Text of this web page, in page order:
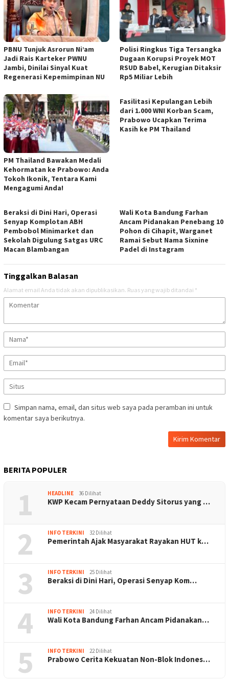
PBNU Tunjuk Asrorun Ni’am
Jadi Rais Karteker PWNU
Jambi, Dinilai Sinyal Kuat
Regenerasi Kepemimpinan NU
Polisi Ringkus Tiga Tersangka
Dugaan Korupsi Proyek MOT
RSUD Babel, Kerugian Ditaksir
Rp5 Miliar Lebih
PM Thailand Bawakan Medali
Kehormatan ke Prabowo: Anda
Tokoh Ikonik, Tentara Kami
Mengagumi Anda!
Fasilitasi Kepulangan Lebih
dari 1.000 WNI Korban Scam,
Prabowo Ucapkan Terima
Kasih ke PM Thailand
Beraksi di Dini Hari, Operasi
Senyap Komplotan ABH
Pembobol Minimarket dan
Sekolah Digulung Satgas URC
Macan Blambangan
Wali Kota Bandung Farhan
Ancam Pidanakan Penebang 10
Pohon di Cihapit, Warganet
Ramai Sebut Nama Sixnine
Padel di Instagram
Tinggalkan Balasan
Alamat email Anda tidak akan dipublikasikan. Ruas yang wajib ditandai *
Simpan nama, email, dan situs web saya pada peramban ini untuk
komentar saya berikutnya.
BERITA POPULER
1 HEADLINE 36 Dilihat
KWP Kecam Pernyataan Deddy Sitorus yang …
2 INFO TERKINI 32 Dilihat
Pemerintah Ajak Masyarakat Rayakan HUT k…
3 INFO TERKINI 25 Dilihat
Beraksi di Dini Hari, Operasi Senyap Kom…
4 INFO TERKINI 24 Dilihat
Wali Kota Bandung Farhan Ancam Pidanakan…
5 INFO TERKINI 22 Dilihat
Prabowo Cerita Kekuatan Non-Blok Indones…